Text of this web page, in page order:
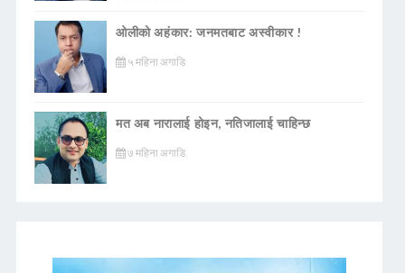
ओलीको अहंकार: जनमतबाट अस्वीकार !
५ महिना अगाडि
मत अब नारालाई होइन, नतिजालाई चाहिन्छ
७ महिना अगाडि